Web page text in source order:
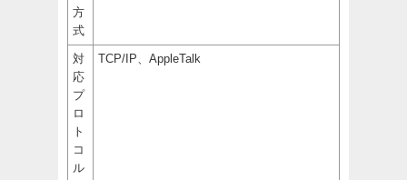
方
式
対
応
プ
ロ
ト
コ
ル
TCP/IP、AppleTalk